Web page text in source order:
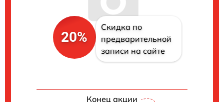
20%
Скидка по
предварительной
записи на сайте
Конец акции